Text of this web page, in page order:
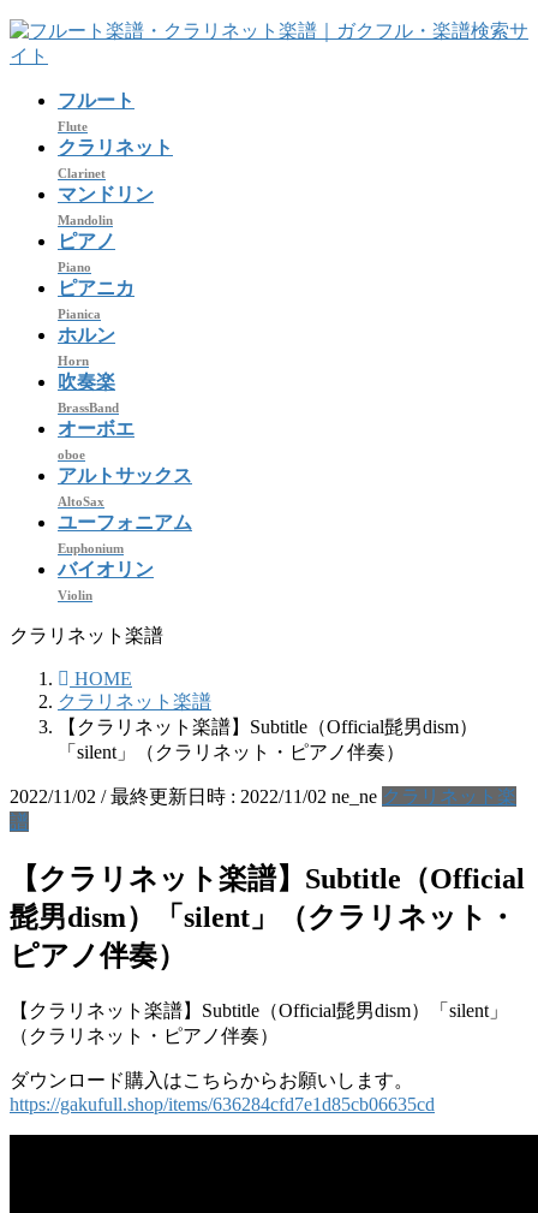
コ
ン
ナ
ビ
フルート
Flute
クラリネット
Clarinet
マンドリン
Mandolin
ピアノ
Piano
ピアニカ
Pianica
ホルン
Horn
吹奏楽
BrassBand
オーボエ
oboe
アルトサックス
AltoSax
ユーフォニアム
Euphonium
バイオリン
Violin
クラリネット楽譜
HOME
クラリネット楽譜
【クラリネット楽譜】Subtitle（Official髭男dism）
「silent」（クラリネット・ピアノ伴奏）
2022/11/02 / 最終更新日時 : 2022/11/02 ne_ne クラリネット楽
譜
【クラリネット楽譜】Subtitle（Official
髭男dism）「silent」（クラリネット・
ピアノ伴奏）
【クラリネット楽譜】Subtitle（Official髭男dism）「silent」
（クラリネット・ピアノ伴奏）
ダウンロード購入はこちらからお願いします。
https://gakufull.shop/items/636284cfd7e1d85cb06635cd